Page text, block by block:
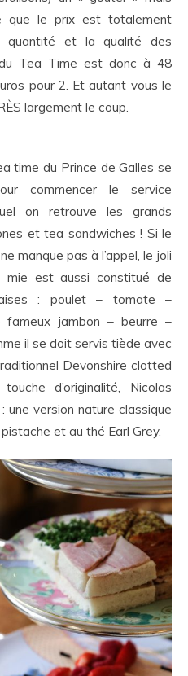
que le prix est totalement
et la qualité des
Tea Time est donc à 48
pour 2. Et autant vous le
largement le coup.
time du Prince de Galles se
commencer le service
on retrouve les grands
et tea sandwiches ! Si le
manque pas à l’appel, le joli
est aussi constitué de
: poulet – tomate –
jambon – beurre –
il se doit servis tiède avec
Devonshire clotted
d’originalité, Nicolas
une version nature classique
et au thé Earl Grey.